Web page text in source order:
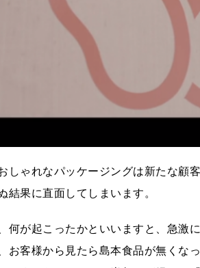
しゃれなパッケージングは新たな顧
結果に直面してしまいます。
何が起こったかといいますと、急激
お客様から見たら島本食品が無くな